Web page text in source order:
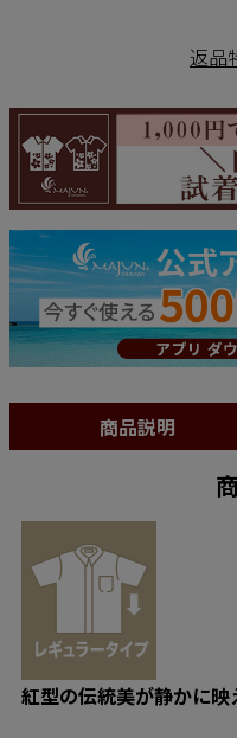
返品
商品説明
紅型の伝統美が静かに映